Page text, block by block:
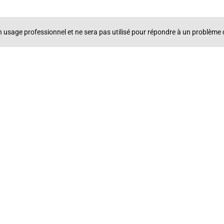
usage professionnel et ne sera pas utilisé pour répondre à un